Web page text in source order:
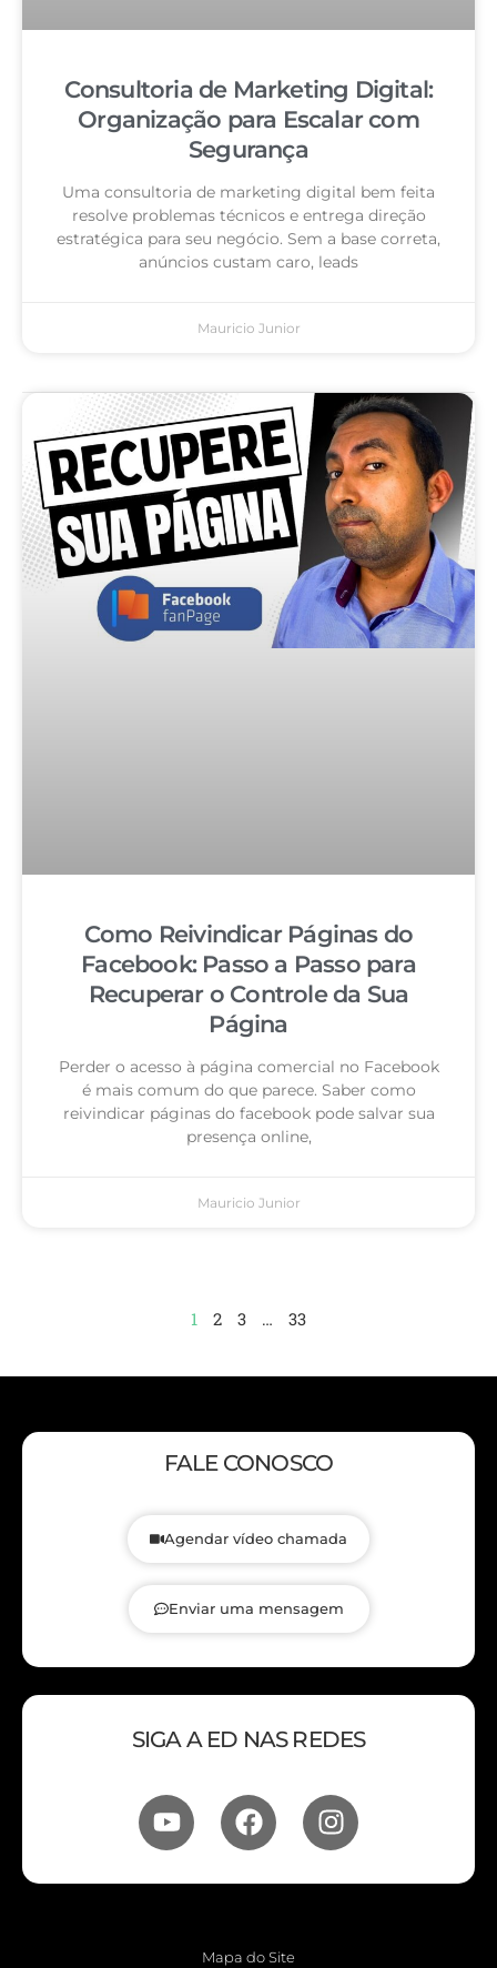
Consultoria de Marketing Digital:
Organização para Escalar com
Segurança
Uma consultoria de marketing digital bem feita
resolve problemas técnicos e entrega direção
estratégica para seu negócio. Sem a base correta,
anúncios custam caro, leads
Mauricio Junior
Como Reivindicar Páginas do
Facebook: Passo a Passo para
Recuperar o Controle da Sua
Página
Perder o acesso à página comercial no Facebook
é mais comum do que parece. Saber como
reivindicar páginas do facebook pode salvar sua
presença online,
Mauricio Junior
1 2 3 … 33
FALE CONOSCO
Agendar vídeo chamada
Enviar uma mensagem
SIGA A ED NAS REDES
Mapa do Site